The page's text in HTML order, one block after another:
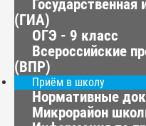
Государственная
(ГИА)
ОГЭ - 9 класс
Всероссийские
(ВПР)
Приём в школу
Нормативные
Микрорайон